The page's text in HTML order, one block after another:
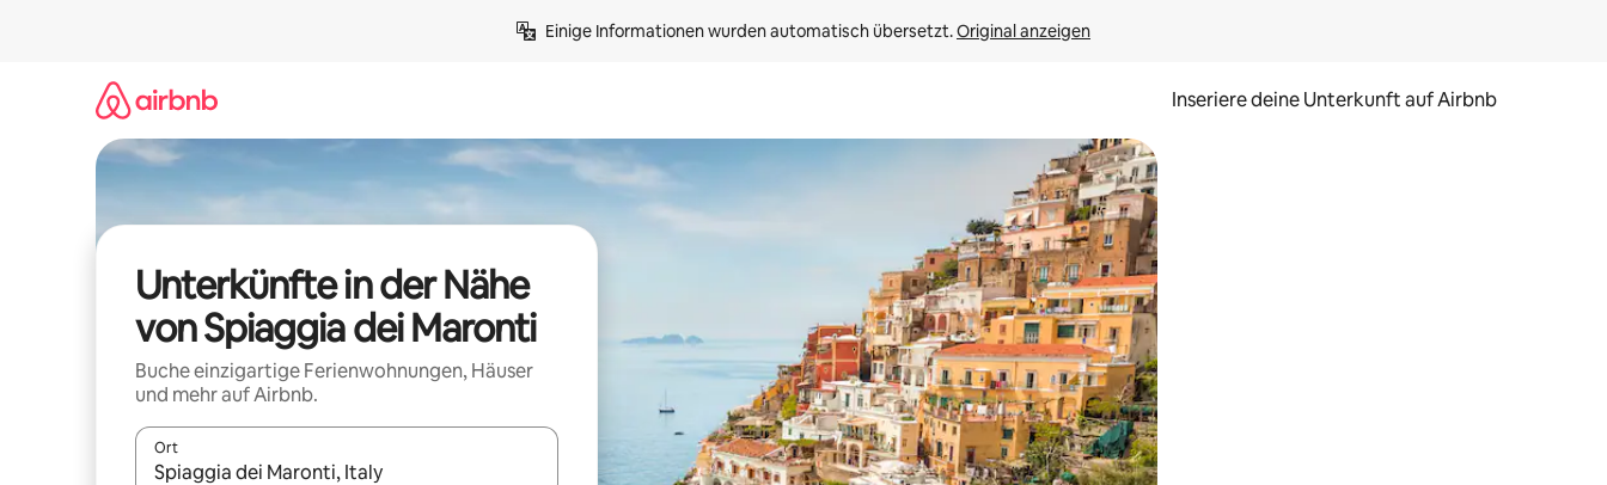
Einige Informationen wurden automatisch übersetzt. Original anzeigen
Inseriere deine Unterkunft auf Airbnb
Unterkünfte in der Nähe
von Spiaggia dei Maronti
Buche einzigartige Ferienwohnungen, Häuser
und mehr auf Airbnb.
Ort
Wenn Ergebnisse verfügbar sind, navigiere mit den Pfeiltasten nach oben und unten oder erkunde die Ergebnisse durch Berühren oder Wischgesten.